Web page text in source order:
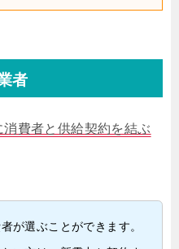
者
費者と供給契約を結ぶ
が選ぶことができます。